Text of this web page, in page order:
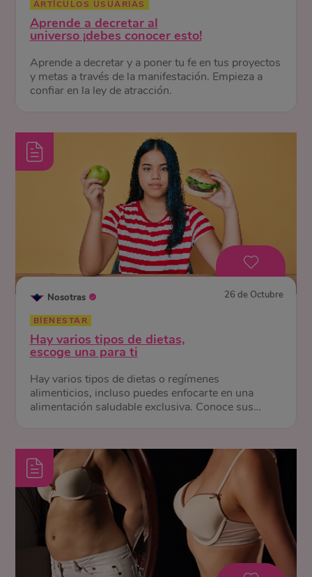
ARTÍCULOS USUARIAS
Aprende a decretar al
universo ¡debes conocer esto!
Aprende a decretar y a poner tu fe en tus proyectos
y metas a través de la manifestación. Empieza a
confiar en la ley de atracción.
Nosotras 26 de Octubre
BIENESTAR
Hay varios tipos de dietas,
escoge una para ti
Hay varios tipos de dietas o regímenes
alimenticios, incluso puedes enfocarte en una
alimentación saludable exclusiva. Conoce sus